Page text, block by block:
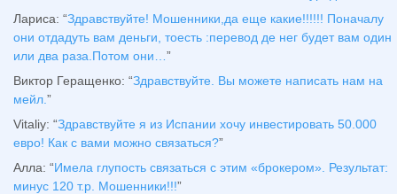
Лариса: “Здравствуйтe! Мошенники,да еще какие!!!!!! Поначалу
они отдадуть вам деньги, тоесть :перевод де нег будет вам один
или два раза.Потом они… ”
Виктор Геращенко: “Здравствуйте. Вы можете написать нам на
мейл. ”
Vitaliy: “Здравствуйте я из Испании хочу инвестировать 50.000
евро! Как с вами можно связаться?”
Алла: “Имела глупость связаться с этим «брокером». Результат:
минус 120 т.р. Мошенники!!!”